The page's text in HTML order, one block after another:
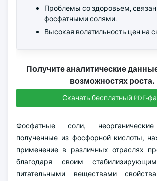
Проблемы со здоровьем,
фосфатными солями.
Высокая волатильность цен на
Получите аналитические
возможностях роста.
Скачать бесплатный PDF-
Фосфатные соли,
полученные из фосфорной кислоты,
применение в различных отраслях
благодаря своим
питательными веществами